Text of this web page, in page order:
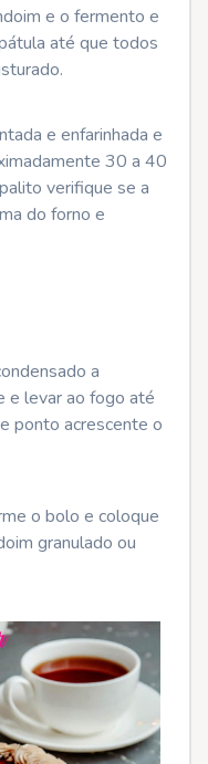
e o fermento e
até que todos
e enfarinhada e
30 a 40
verifique se a
do forno e
a
e levar ao fogo até
ponto acrescente o
o bolo e coloque
granulado ou